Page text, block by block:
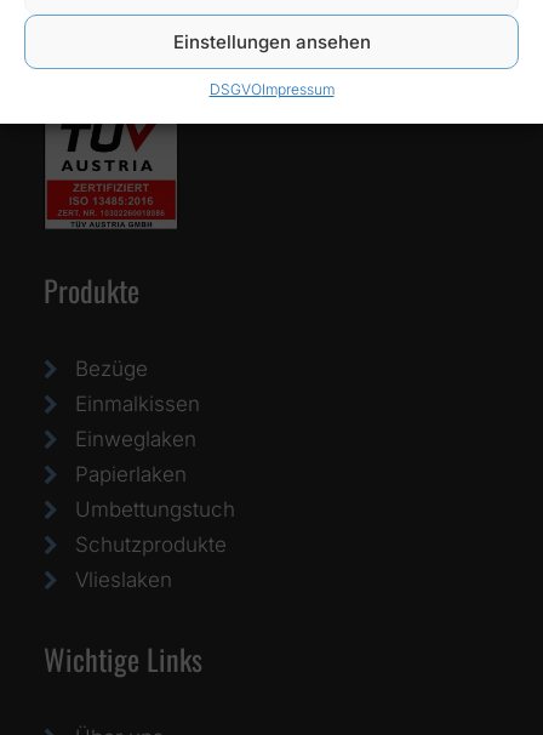
Einstellungen ansehen
DSGVOImpressum
E-Mail:
info@reintex.com
Produkte
Bezüge
Einmalkissen
Einweglaken
Papierlaken
Umbettungstuch
Schutzprodukte
Vlieslaken
Wichtige Links